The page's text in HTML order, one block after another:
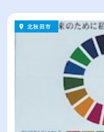
従業員が
休日数
北秋田市